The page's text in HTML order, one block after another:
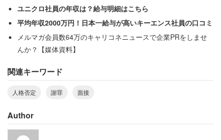
ユニクロ社員の年収は？給与明細はこちら
平均年収2000万円！日本一給与が高いキーエンス社員の口コミ
メルマガ会員数64万のキャリコネニュースで企業PRをしませ
んか？【媒体資料】
関連キーワード
人格否定 謝罪 面接
Author